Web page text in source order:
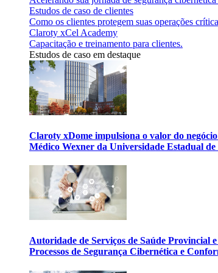
Estudos de caso de clientes
Como os clientes protegem suas operações
Claroty xCel Academy
Capacitação e treinamento para clientes.
Estudos de caso em destaque
Claroty xDome impulsiona o valor do
Médico Wexner da Universidade Estadual de
Autoridade de Serviços de Saúde Provincial
Processos de Segurança Cibernética e